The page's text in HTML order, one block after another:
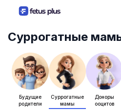
Суррогатные
Будущие
родители
Суррогатные
мамы
Доноры
ооцитов